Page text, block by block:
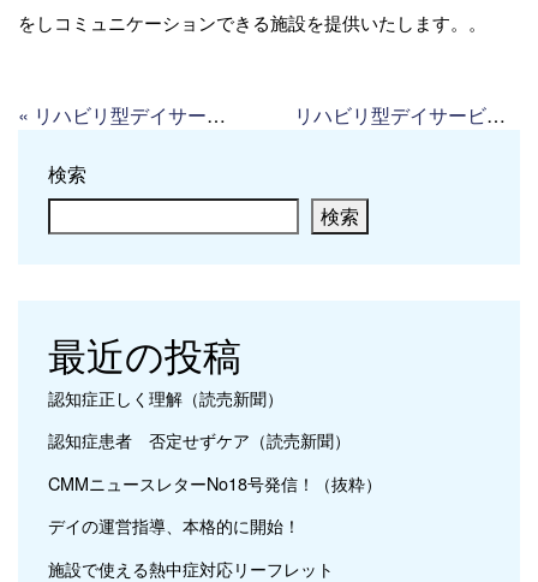
をしコミュニケーションできる施設を提供いたします。。
« リハビリ型デイサービス ふくろう あきる野館 リハビリ型デイサービス すまいる赤羽
検索
検索
最近の投稿
認知症正しく理解（読売新聞）
認知症患者 否定せずケア（読売新聞）
CMMニュースレターNo18号発信！（抜粋）
デイの運営指導、本格的に開始！
施設で使える熱中症対応リーフレット